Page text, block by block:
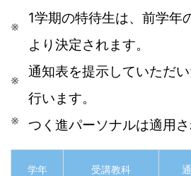
1学期の特待生は、前学年
より決定されます。
通知表を提示していただ
行います。
つく進パーソナルは適用さ
学年 受講教科